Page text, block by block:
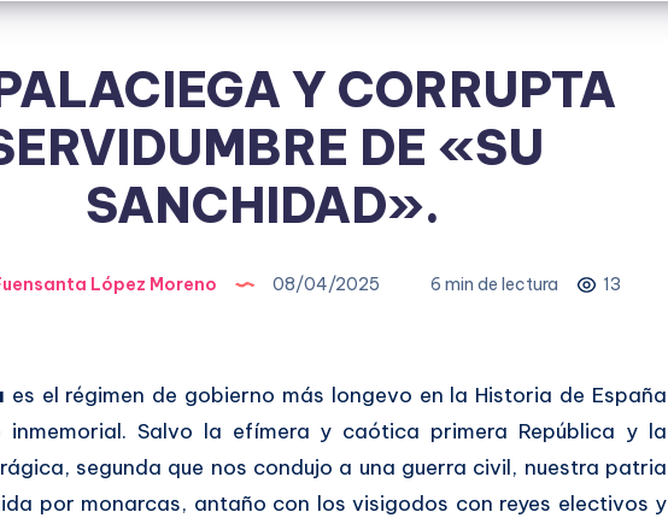
Y CORRUPTA
DE «SU
SANCHIDAD».
López Moreno 08/04/2025 6 min de lectura 13
es el régimen de gobierno más longevo en la Historia de España
inmemorial. Salvo la efímera y caótica primera República y la
segunda que nos condujo a una guerra civil, nuestra patria
por monarcas, antaño con los visigodos con reyes electivos y